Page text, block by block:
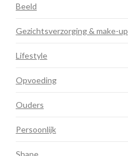
Beeld
Gezichtsverzorging & make-up
Lifestyle
Opvoeding
Ouders
Persoonlijk
Shape